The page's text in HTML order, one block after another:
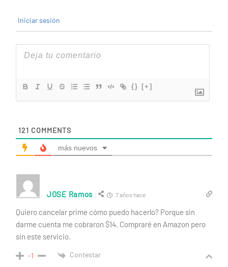
Iniciar sesión
{} [+]
121 COMMENTS
más nuevos
JOSE Ramos 7 años hace
Quiero cancelar prime cómo puedo hacerlo? Porque sin
darme cuenta me cobraron $14. Compraré en Amazon pero
sin este servicio.
-1 Contestar